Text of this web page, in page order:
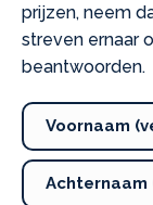
prijzen, neem
streven ernaar
beantwoorden.